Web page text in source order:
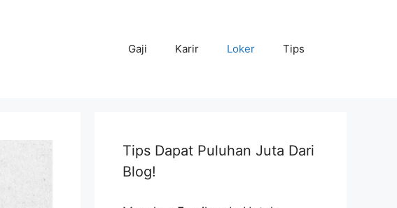
Gaji Karir Loker Tips
Tips Dapat Puluhan Juta Dari
Blog!